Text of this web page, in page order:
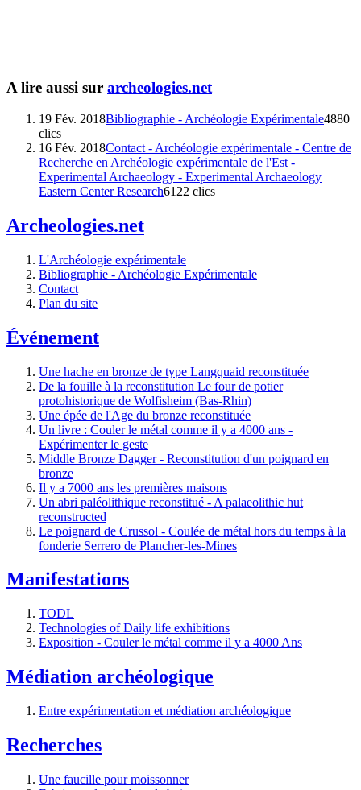
A lire aussi sur archeologies.net
19 Fév. 2018Bibliographie - Archéologie Expérimentale4880
clics
16 Fév. 2018Contact - Archéologie expérimentale - Centre de
Recherche en Archéologie expérimentale de l'Est -
Experimental Archaeology - Experimental Archaeology
Eastern Center Research6122 clics
Archeologies.net
L'Archéologie expérimentale
Bibliographie - Archéologie Expérimentale
Contact
Plan du site
Événement
Une hache en bronze de type Langquaid reconstituée
De la fouille à la reconstitution Le four de potier
protohistorique de Wolfisheim (Bas-Rhin)
Une épée de l'Age du bronze reconstituée
Un livre : Couler le métal comme il y a 4000 ans -
Expérimenter le geste
Middle Bronze Dagger - Reconstitution d'un poignard en
bronze
Il y a 7000 ans les premières maisons
Un abri paléolithique reconstitué - A palaeolithic hut
reconstructed
Le poignard de Crussol - Coulée de métal hors du temps à la
fonderie Serrero de Plancher-les-Mines
Manifestations
TODL
Technologies of Daily life exhibitions
Exposition - Couler le métal comme il y a 4000 Ans
Médiation archéologique
Entre expérimentation et médiation archéologique
Recherches
Une faucille pour moissonner